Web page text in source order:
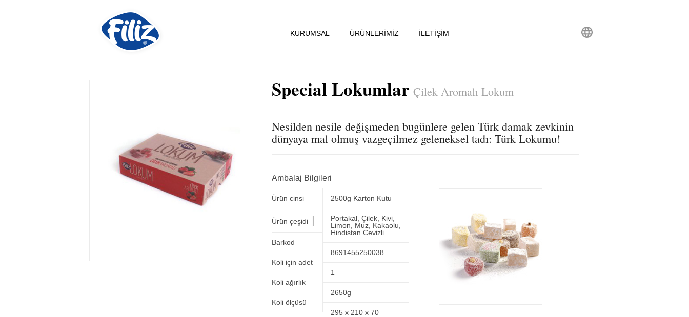
KURUMSAL ÜRÜNLERİMİZ İLETİŞİM
Special Lokumlar Çilek Aromalı Lokum
Nesilden nesile değişmeden bugünlere gelen Türk damak zevkinin
dünyaya mal olmuş vazgeçilmez geleneksel tadı: Türk Lokumu!
Ambalaj Bilgileri
Ürün cinsi
Ürün çeşidi |
Barkod
Koli için adet
Koli ağırlık
Koli ölçüsü
2500g Karton Kutu
Portakal, Çilek, Kivi,
Limon, Muz, Kakaolu,
Hindistan Cevizli
8691455250038
1
2650g
295 x 210 x 70